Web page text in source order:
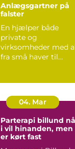
Anlægsgartner på
falster
En hjælper både
private og
virksomheder med
fra små haver til
04. Mar
Parterapi billund når
i vil hinanden, men
er kørt fast